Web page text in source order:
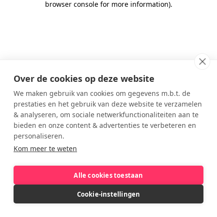
Over de cookies op deze website
We maken gebruik van cookies om gegevens m.b.t. de
prestaties en het gebruik van deze website te verzamelen
& analyseren, om sociale netwerkfunctionaliteiten aan te
bieden en onze content & advertenties te verbeteren en
personaliseren.
Kom meer te weten
Alle cookies toestaan
Cookie-instellingen
browser console for more information).